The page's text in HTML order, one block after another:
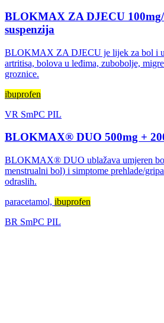
BLOKMAX ZA DJECU
suspenzija
BLOKMAX ZA DJECU je lijek za bol i
artritisa, bolova u leđima, zubobolje,
groznice.
ibuprofen
VR SmPC PIL
BLOKMAX® DUO 500mg +
BLOKMAX® DUO ublažava umjeren
menstrualni bol) i simptome prehlade/
odraslih.
paracetamol, ibuprofen
BR SmPC PIL